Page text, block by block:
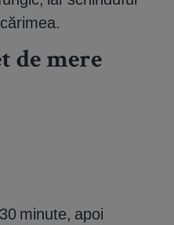
de mere
minute, apoi